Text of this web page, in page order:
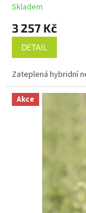
Skladem
3 257 Kč
DETAIL
Zateplená hybridní
Akce